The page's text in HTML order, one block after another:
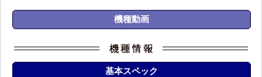
機種動画
基本スペック